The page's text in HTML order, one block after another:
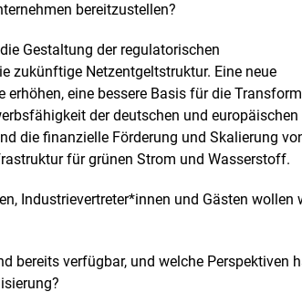
bereitzustellen?
Gestaltung der regulatorischen
zukünftige Netzentgeltstruktur. Eine neue
eine bessere Basis für die
der deutschen und europäischen
die finanzielle Förderung und Skalierung
für grünen Strom und Wasserstoff.
Industrievertreter*innen und Gästen wollen
bereits verfügbar, und welche Perspektiven